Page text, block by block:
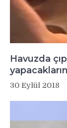
Havuzda
30 Eylül 2018